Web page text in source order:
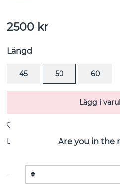
2500 kr
Längd
45 50 60
Lägg i
Leverans: lagervara 1-3
Are you in the